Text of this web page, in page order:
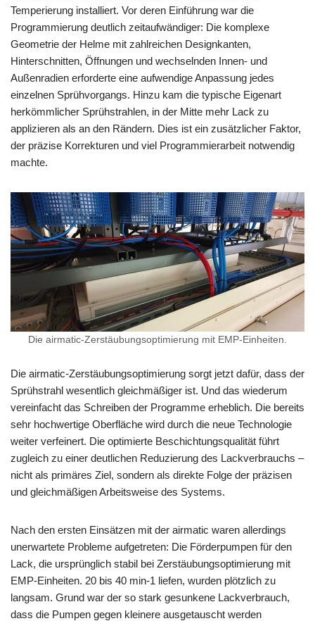
Temperierung installiert. Vor deren Einführung war die
Programmierung deutlich zeitaufwändiger: Die komplexe
Geometrie der Helme mit zahlreichen Designkanten,
Hinterschnitten, Öffnungen und wechselnden Innen- und
Außenradien erforderte eine aufwendige Anpassung jedes
einzelnen Sprühvorgangs. Hinzu kam die typische Eigenart
herkömmlicher Sprühstrahlen, in der Mitte mehr Lack zu
applizieren als an den Rändern. Dies ist ein zusätzlicher Faktor,
der präzise Korrekturen und viel Programmierarbeit notwendig
machte.
Die airmatic-Zerstäubungsoptimierung mit EMP-Einheiten.
Die airmatic-Zerstäubungsoptimierung sorgt jetzt dafür, dass der
Sprühstrahl wesentlich gleichmäßiger ist. Und das wiederum
vereinfacht das Schreiben der Programme erheblich. Die bereits
sehr hochwertige Oberfläche wird durch die neue Technologie
weiter verfeinert. Die optimierte Beschichtungsqualität führt
zugleich zu einer deutlichen Reduzierung des Lackverbrauchs –
nicht als primäres Ziel, sondern als direkte Folge der präzisen
und gleichmäßigen Arbeitsweise des Systems.
Nach den ersten Einsätzen mit der airmatic waren allerdings
unerwartete Probleme aufgetreten: Die Förderpumpen für den
Lack, die ursprünglich stabil bei Zerstäubungsoptimierung mit
EMP-Einheiten. 20 bis 40 min-1 liefen, wurden plötzlich zu
langsam. Grund war der so stark gesunkene Lackverbrauch,
dass die Pumpen gegen kleinere ausgetauscht werden